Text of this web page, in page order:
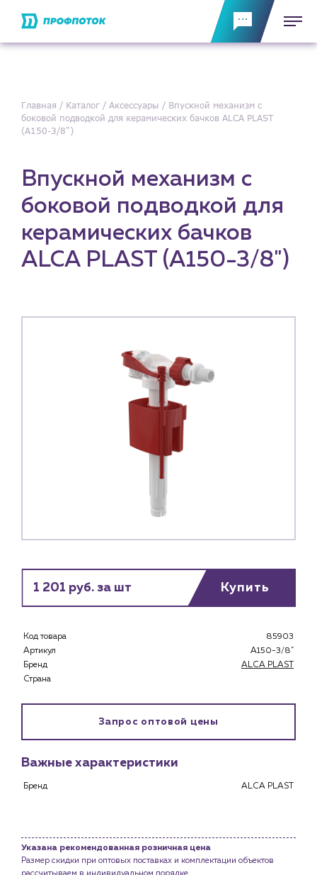
Клиентам
Новости
Главная Каталог Аксессуары
Впускной механизм с
боковой подводкой для керамических бачков ALCA PLAST
(A150-3/8")
Впускной механизм с
боковой подводкой для
керамических бачков
ALCA PLAST (A150-3/8")
1 201 руб. за шт Купить
Код товара
85903
Артикул
A150-3/8"
Бренд
ALCA PLAST
Страна
Запрос оптовой цены
Важные характеристики
Бренд ALCA PLAST
Указана рекомендованная розничная цена
Размер скидки при оптовых поставках и комплектации объектов